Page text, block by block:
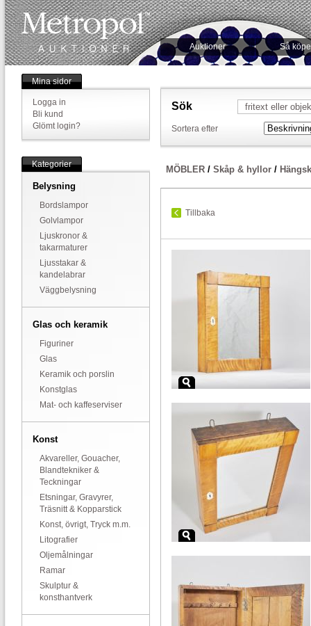
Auktioner Så
Mina sidor
Logga in
Bli kund
Glömt login?
Kategorier
Belysning
Bordslampor
Golvlampor
Ljuskronor &
takarmaturer
Ljusstakar &
kandelabrar
Väggbelysning
Glas och keramik
Figuriner
Glas
Keramik och porslin
Konstglas
Mat- och kaffeserviser
Konst
Akvareller, Gouacher,
Blandtekniker &
Teckningar
Etsningar, Gravyrer,
Träsnitt & Kopparstick
Konst, övrigt, Tryck m.m.
Litografier
Oljemålningar
Ramar
Skulptur &
konsthantverk
Sök
Sortera efter
MÖBLER / Skåp & hyllor /
Tillbaka